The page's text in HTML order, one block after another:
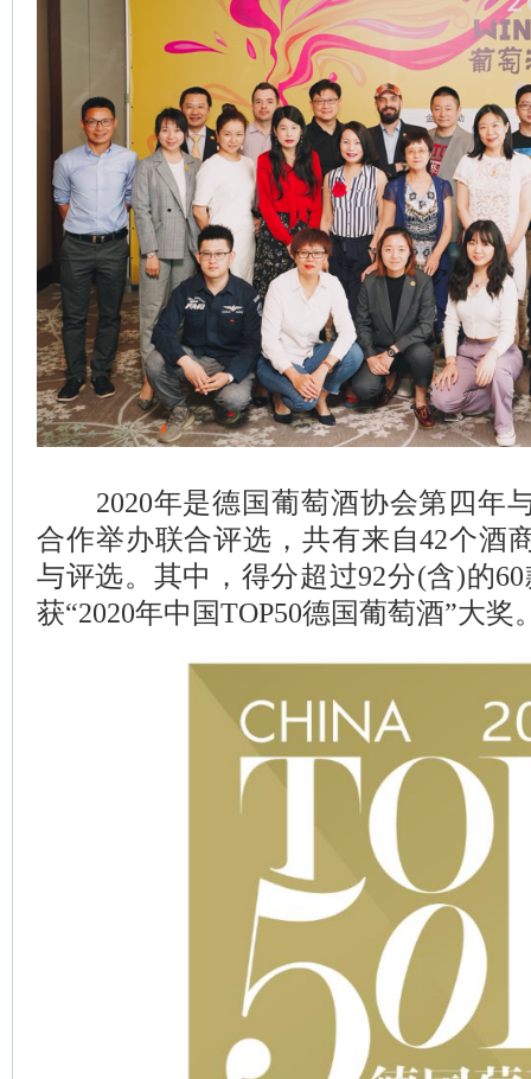
2020年是德国葡萄酒协会第四年与
合作举办联合评选，共有来自42个酒
与评选。其中，得分超过92分(含)的
获“2020年中国TOP50德国葡萄酒”大